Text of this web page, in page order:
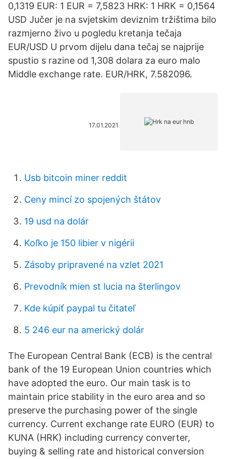
0,1319 EUR: 1 EUR = 7,5823 HRK: 1 HRK = 0,1564
USD Jučer je na svjetskim deviznim tržištima bilo
razmjerno živo u pogledu kretanja tečaja
EUR/USD U prvom dijelu dana tečaj se najprije
spustio s razine od 1,308 dolara za euro malo
Middle exchange rate. EUR/HRK, 7.582096.
17.01.2021
Usb bitcoin miner reddit
Ceny mincí zo spojených štátov
19 usd na dolár
Koľko je 150 libier v nigérii
Zásoby pripravené na vzlet 2021
Prevodník mien st lucia na šterlingov
Kde kúpiť paypal tu čitateľ
5 246 eur na americký dolár
The European Central Bank (ECB) is the central
bank of the 19 European Union countries which
have adopted the euro. Our main task is to
maintain price stability in the euro area and so
preserve the purchasing power of the single
currency. Current exchange rate EURO (EUR) to
KUNA (HRK) including currency converter,
buying & selling rate and historical conversion